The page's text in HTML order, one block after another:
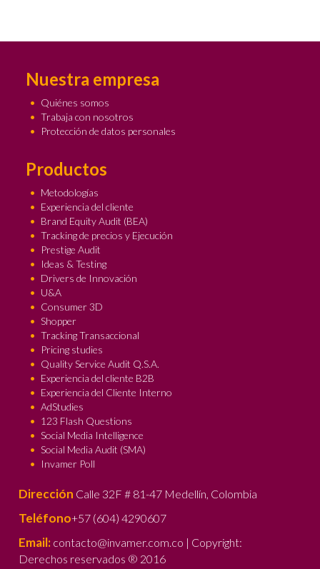
Nuestra empresa
Quiénes somos
Trabaja con nosotros
Protección de datos personales
Productos
Metodologías
Experiencia del cliente
Brand Equity Audit (BEA)
Tracking de precios y Ejecución
Prestige Audit
Ideas & Testing
Drivers de Innovación
U&A
Consumer 3D
Shopper
Tracking Transaccional
Pricing studies
Quality Service Audit Q.S.A.
Experiencia del cliente B2B
Experiencia del Cliente Interno
AdStudies
123 Flash Questions
Social Media Intelligence
Social Media Audit (SMA)
Invamer Poll
Dirección Calle 32F # 81-47 Medellín, Colombia
Teléfono+57 (604) 4290607
Email: contacto@invamer.com.co | Copyright:
Derechos reservados ® 2016